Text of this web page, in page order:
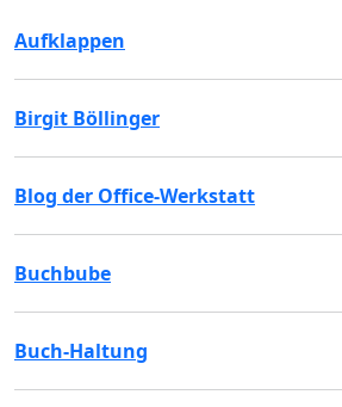
Aufklappen
Birgit Böllinger
Blog der Office-Werkstatt
Buchbube
Buch-Haltung